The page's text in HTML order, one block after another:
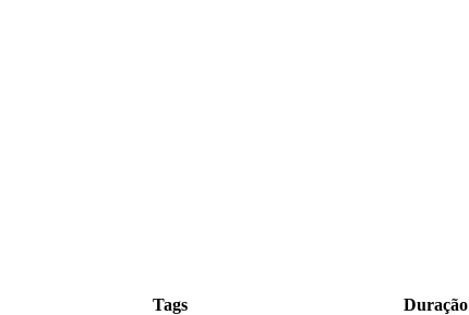
Tags Duração